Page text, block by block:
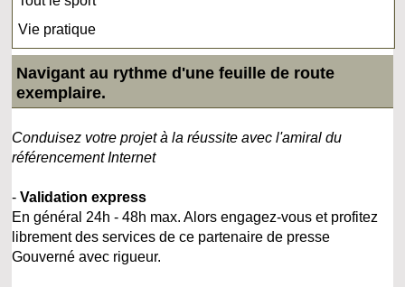
Vie pratique
Navigant au rythme d'une feuille de route
exemplaire.
Conduisez votre projet à la réussite avec l'amiral du
référencement Internet
-Validation express
En général 24h - 48h max. Alors engagez-vous et profitez
librement des services de ce partenaire de presse
Gouverné avec rigueur.